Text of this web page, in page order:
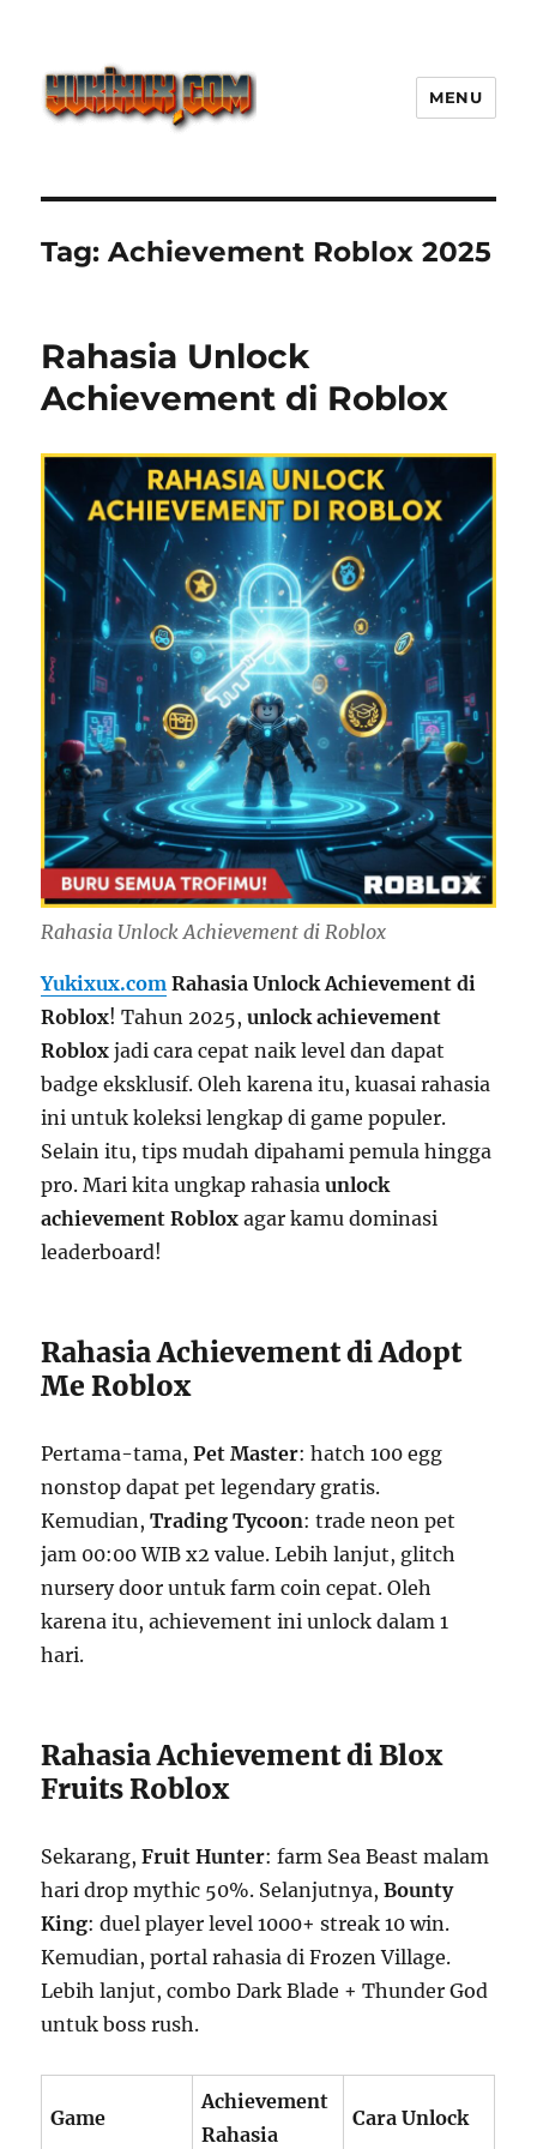
Paling Seru dengan Dunia Luas
MENU
Tag:Achievement Roblox 2025
Rahasia Unlock
Achievement di Roblox
Rahasia Unlock Achievement di Roblox
Yukixux.com Rahasia Unlock Achievement di
Roblox! Tahun 2025,unlock achievement
Roblox jadi cara cepat naik level dan dapat
badge eksklusif. Oleh karena itu, kuasai rahasia
ini untuk koleksi lengkap di game populer.
Selain itu, tips mudah dipahami pemula hingga
pro. Mari kita ungkap rahasiaunlock
achievement Roblox agar kamu dominasi
leaderboard!
Rahasia Achievement di Adopt
Me Roblox
Pertama-tama,Pet Master: hatch 100 egg
nonstop dapat pet legendary gratis.
Kemudian,Trading Tycoon: trade neon pet
jam 00:00 WIB x2 value. Lebih lanjut, glitch
nursery door untuk farm coin cepat. Oleh
karena itu, achievement ini unlock dalam 1
hari.
Rahasia Achievement di Blox
Fruits Roblox
Sekarang,Fruit Hunter: farm Sea Beast malam
hari drop mythic 50%. Selanjutnya,Bounty
King: duel player level 1000+ streak 10 win.
Kemudian, portal rahasia di Frozen Village.
Lebih lanjut, combo Dark Blade + Thunder God
untuk boss rush.
Game
Achievement
Rahasia
Cara Unlock